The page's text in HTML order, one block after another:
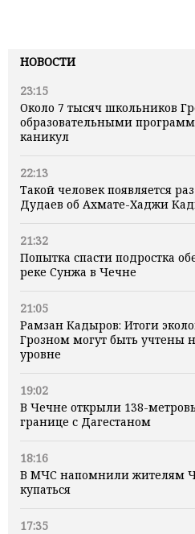
НОВОСТИ
23:15
Около 7 тысяч школьников
образовательными
каникул
22:13
Такой человек появляется
Дудаев об Ахмате-Хаджи
21:32
Попытка спасти подростка
реке Сунжа в Чечне
21:05
Рамзан Кадыров: Итоги
Грозном могут быть учтены
уровне
19:02
В Чечне открыли 138-
границе с Дагестаном
18:16
В МЧС напомнили жителям
купаться
17:35